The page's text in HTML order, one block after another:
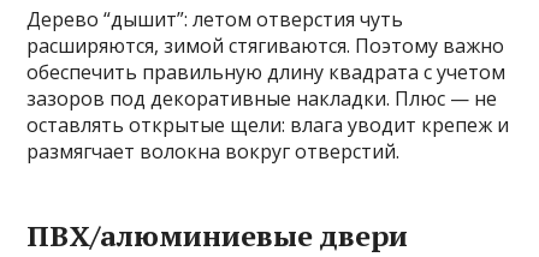
Дерево “дышит”: летом отверстия чуть
расширяются, зимой стягиваются. Поэтому важно
обеспечить правильную длину квадрата с учетом
зазоров под декоративные накладки. Плюс — не
оставлять открытые щели: влага уводит крепеж и
размягчает волокна вокруг отверстий.
ПВХ/алюминиевые двери